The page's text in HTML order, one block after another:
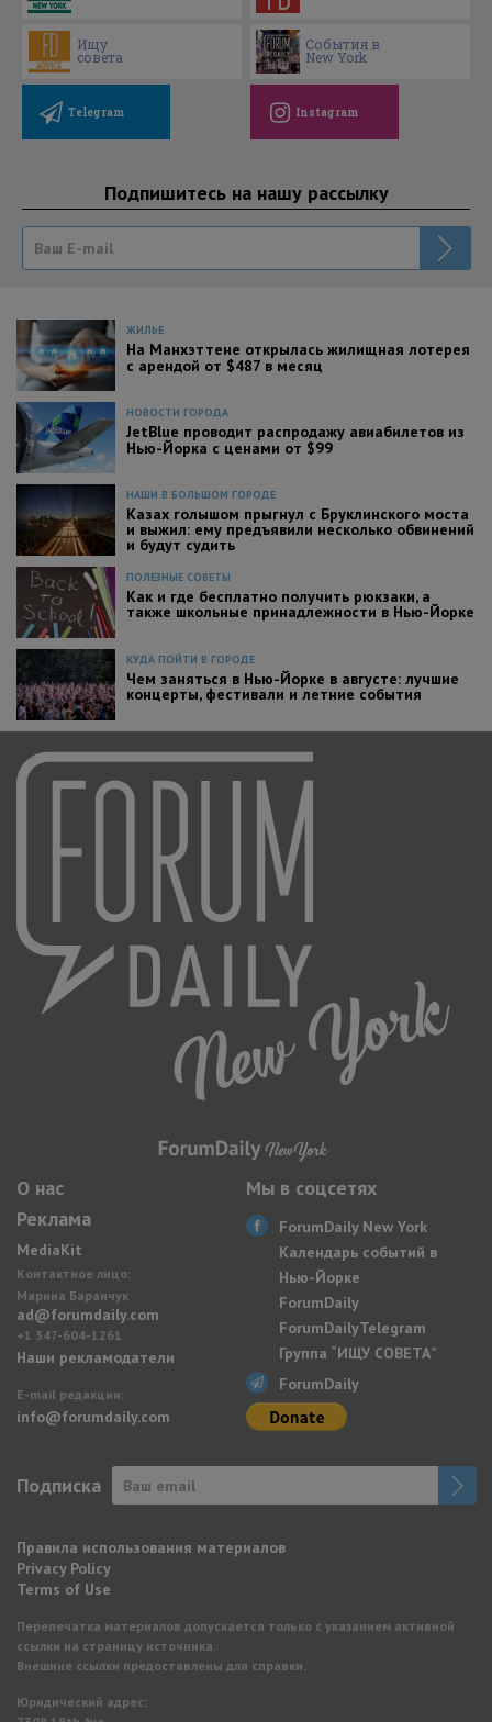
Ищу
совета
События в
New York
Telegram Instagram
Подпишитесь на нашу рассылку
ЖИЛЬЕ
На Манхэттене открылась жилищная лотерея
с арендой от $487 в месяц
НОВОСТИ ГОРОДА
JetBlue проводит распродажу авиабилетов из
Нью-Йорка с ценами от $99
ПОЛЕЗНЫЕ СОВЕТЫ
Как и где бесплатно получить рюкзаки, а
также школьные принадлежности в Нью-Йорке
НАШИ В БОЛЬШОМ ГОРОДЕ
Казах голышом прыгнул с Бруклинского моста
и выжил: ему предъявили несколько обвинений
и будут судить
КУДА ПОЙТИ В ГОРОДЕ
Чем заняться в Нью-Йорке в августе: лучшие
концерты, фестивали и летние события
О нас
Реклама
MediaKit
Контактное лицо:
Марина Баранчук
ad@forumdaily.com
+1 347-604-1261
Наши рекламодатели
E-mail редакции:
info@forumdaily.com
Мы в соцсетях
ForumDaily New York
Календарь событий в
Нью-Йорке
ForumDaily
ForumDailyTelegram
Группа “ИЩУ СОВЕТА”
ForumDaily
Подписка
Правила использования материалов
Privacy Policy
Terms of Use
Перепечатка материалов допускается только с указанием активной
ссылки на страницу источника.
Внешние ссылки предоставлены для справки.
Юридический адрес: